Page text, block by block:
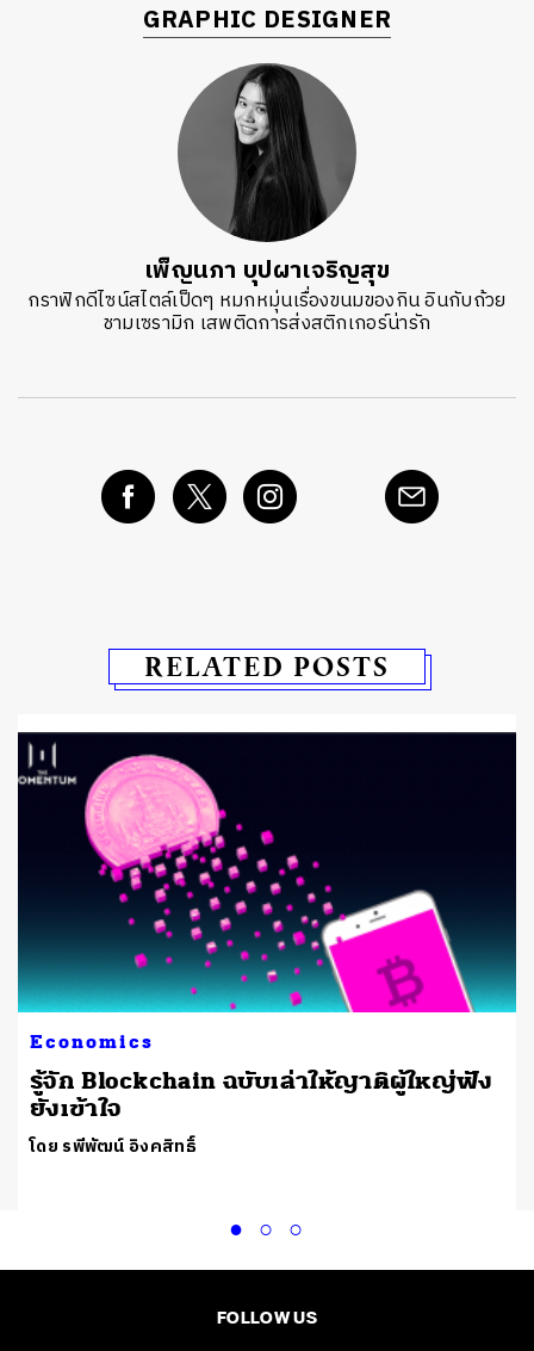
GRAPHIC DESIGNER
เพ็ญนภา บุปผาเจริญสุข
กราฟิกดีไซน์สไตล์เป็ดๆ หมกหมุ่นเรื่องขนมของกิน อินกับถ้วย
ชามเซรามิก เสพติดการส่งสติกเกอร์น่ารัก
RELATED POSTS
Economics
รู้จัก Blockchain ฉบับเล่าให้ญาติผู้ใหญ่ฟัง
ยังเข้าใจ
โดย รพีพัฒน์ อิงคสิทธิ์
FOLLOW US